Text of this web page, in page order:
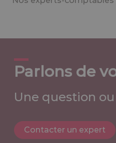
Parlons de
Une question
Contacter un expert